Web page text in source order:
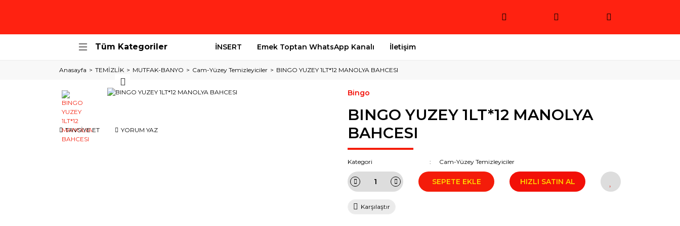
Tüm Kategoriler İNSERT Emek Toptan WhatsApp Kanalı İletişim
Anasayfa TEMİZLİK MUTFAK-BANYO Cam-Yüzey Temizleyiciler BINGO YUZEY 1LT*12 MANOLYA BAHCESI
TAVSİYE ET YORUM YAZ
Bingo
BINGO YUZEY 1LT*12 MANOLYA
BAHCESI
Kategori Cam-Yüzey Temizleyiciler
SEPETE EKLE HIZLI SATIN AL
Karşılaştır